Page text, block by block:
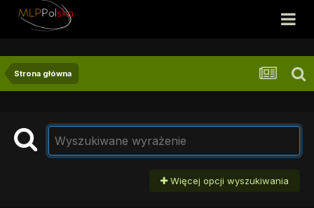
Strona główna
Więcej opcji wyszukiwania